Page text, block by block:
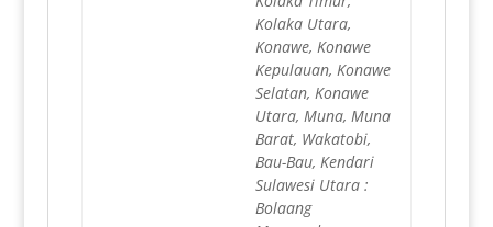
Kolaka Utara,
Konawe, Konawe
Kepulauan, Konawe
Selatan, Konawe
Utara, Muna, Muna
Barat, Wakatobi,
Bau-Bau, Kendari
Sulawesi Utara :
Bolaang